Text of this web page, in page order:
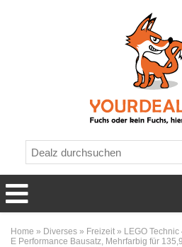
Home » Diverses » Freizeit » LEGO
E Performance Bausatz, Mehrfarbig für